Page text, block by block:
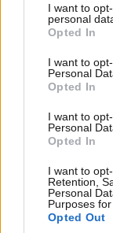
not limited to
grant or deny
use your data
consent section.
I want to
personal
Opted In
I want to
Personal
Opted In
I want to
Personal
Opted In
I want to
Retention,
Personal
Purposes
Opted Out
Η Βόρεια
βαλλιστικό
Ακολουθήστε
και